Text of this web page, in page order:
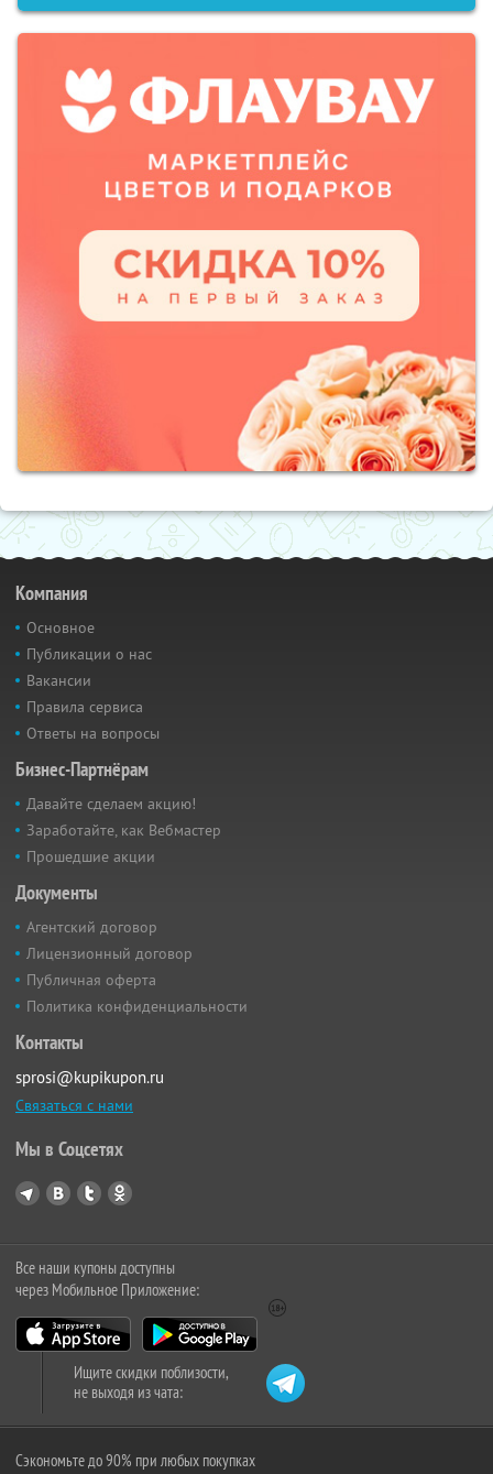
Компания
Основное
Публикации о нас
Вакансии
Правила сервиса
Ответы на вопросы
Бизнес-Партнёрам
Давайте сделаем акцию!
Заработайте, как Вебмастер
Прошедшие акции
Документы
Агентский договор
Лицензионный договор
Публичная оферта
Политика конфиденциальности
Контакты
sprosi@kupikupon.ru
Связаться с нами
Мы в Соцсетях
Все наши купоны доступны
через Мобильное Приложение:
Ищите скидки поблизости,
не выходя из чата:
Сэкономьте до 90% при любых покупках